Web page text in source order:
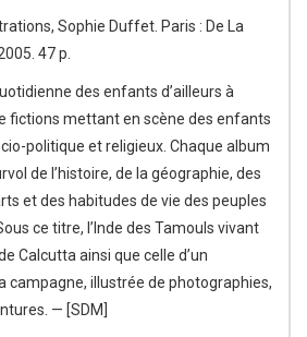
Sophie Duffet. Paris : De La
47 p.
des enfants d’ailleurs à
fictions mettant en scène des enfants
politique et religieux. Chaque album
de l’histoire, de la géographie, des
et des habitudes de vie des peuples
ce titre, l’Inde des Tamouls vivant
Calcutta ainsi que celle d’un
campagne, illustrée de photographies,
— [SDM]